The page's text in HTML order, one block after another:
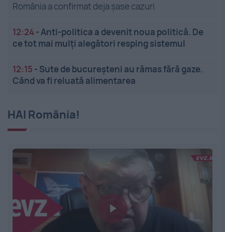
România a confirmat deja șase cazuri
12:24-Anti-politica a devenit noua politică. De
ce tot mai mulți alegători resping sistemul
12:15 - Sute de bucureșteni au rămas fără gaze.
Când va fi reluată alimentarea
HAI România!